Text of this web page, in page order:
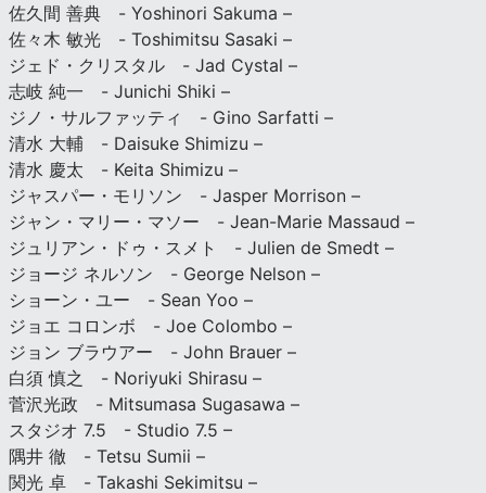
佐久間 善典 - Yoshinori Sakuma –
佐々木 敏光 - Toshimitsu Sasaki –
ジェド・クリスタル - Jad Cystal –
志岐 純一 - Junichi Shiki –
ジノ・サルファッティ - Gino Sarfatti –
清水 大輔 - Daisuke Shimizu –
清水 慶太 - Keita Shimizu –
ジャスパー・モリソン - Jasper Morrison –
ジャン・マリー・マソー - Jean-Marie Massaud –
ジュリアン・ドゥ・スメト - Julien de Smedt –
ジョージ ネルソン - George Nelson –
ショーン・ユー - Sean Yoo –
ジョエ コロンボ - Joe Colombo –
ジョン ブラウアー - John Brauer –
白須 慎之 - Noriyuki Shirasu –
菅沢光政 - Mitsumasa Sugasawa –
スタジオ 7.5 - Studio 7.5 –
隅井 徹 - Tetsu Sumii –
関光 卓 - Takashi Sekimitsu –